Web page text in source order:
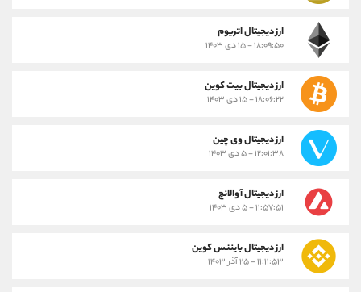
ارز دیجیتال اتریوم
۱۸:۰۹:۵۰ - ۱۵ دی ۱۴۰۳
ارز دیجیتال بیت کوین
۱۸:۰۶:۲۲ - ۱۵ دی ۱۴۰۳
ارز دیجیتال وی چین
۱۲:۰۱:۳۸ - ۵ دی ۱۴۰۳
ارز دیجیتال آوالانچ
۱۱:۵۷:۵۱ - ۵ دی ۱۴۰۳
ارز دیجیتال بایننس کوین
۱۱:۱۱:۵۳ - ۲۵ آذر ۱۴۰۳